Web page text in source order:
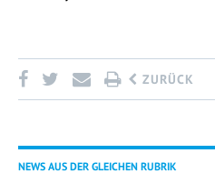
ZURÜCK
NEWS AUS DER GLEICHEN RUBRIK